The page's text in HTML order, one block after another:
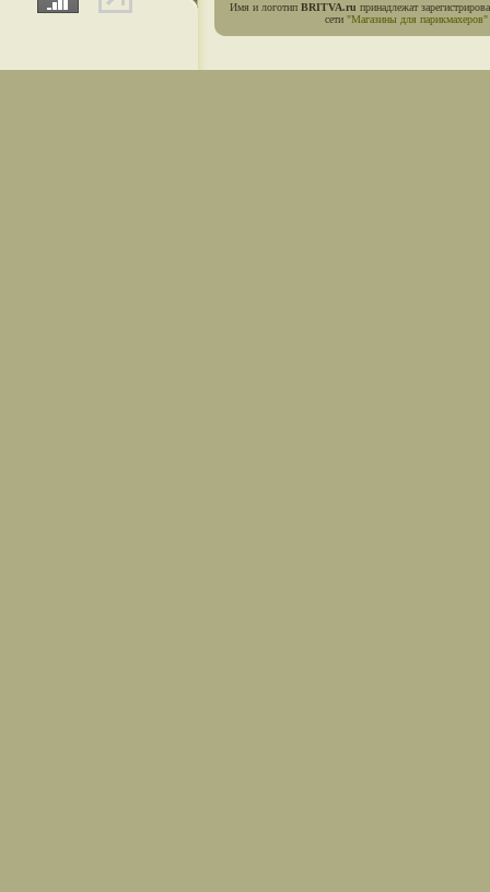
Имя и логотип BRITVA.ru принадлежат
сети "Магазины для парикмахеров"